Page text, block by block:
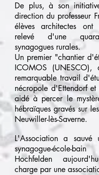
De plus, à son
direction du professeur
élèves architectes
relevé d'une
synagogues rurales.
Un premier "chantier
ICOMOS (UNESCO),
remarquable travail
nécropole d'Ettendorf
aidé à percer le
hébraïques gravés sur
Neuwiller-lès­-Saverne.
L'Association a sauvé
synagogue-école-
Hochfelden
charge par une